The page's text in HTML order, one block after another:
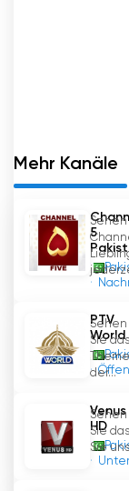
Raah TV
Mehr Kanäle
5
PTV
World
Sehen
Sie
der...
Venus
HD
Sehen
Sie
Sie